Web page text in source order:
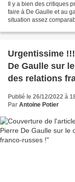
Il y a bien des critiques
faire à De Gaulle et au
situation assez
Urgentissime
De Gaulle sur
des relations
Publié le 26/12/2022 à
Par Antoine Potier